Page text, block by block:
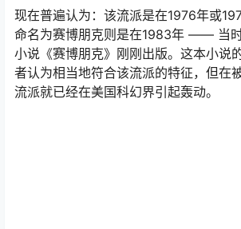
现在普遍认为：该流派是在1976年或
命名为赛博朋克则是在1983年 —— 当时
小说《赛博朋克》刚刚出版。这本小说
者认为相当地符合该流派的特征，但在
流派就已经在美国科幻界引起轰动。